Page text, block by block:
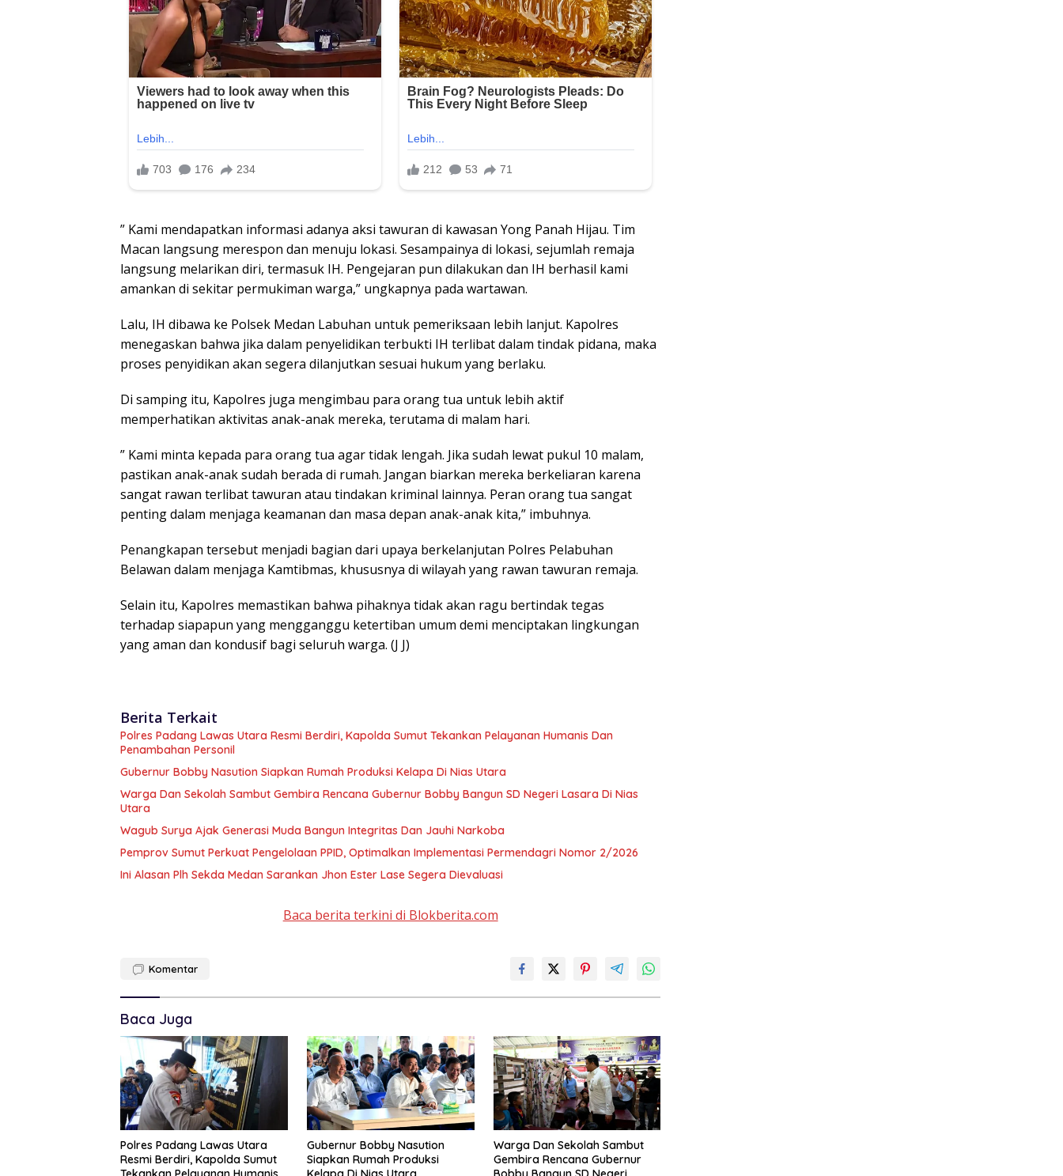
” Kami mendapatkan informasi adanya aksi tawuran di kawasan Yong Panah Hijau. Tim
Macan langsung merespon dan menuju lokasi. Sesampainya di lokasi, sejumlah remaja
langsung melarikan diri, termasuk IH. Pengejaran pun dilakukan dan IH berhasil kami
amankan di sekitar permukiman warga,” ungkapnya pada wartawan.
Lalu, IH dibawa ke Polsek Medan Labuhan untuk pemeriksaan lebih lanjut. Kapolres
menegaskan bahwa jika dalam penyelidikan terbukti IH terlibat dalam tindak pidana, maka
proses penyidikan akan segera dilanjutkan sesuai hukum yang berlaku.
Di samping itu, Kapolres juga mengimbau para orang tua untuk lebih aktif
memperhatikan aktivitas anak-anak mereka, terutama di malam hari.
” Kami minta kepada para orang tua agar tidak lengah. Jika sudah lewat pukul 10 malam,
pastikan anak-anak sudah berada di rumah. Jangan biarkan mereka berkeliaran karena
sangat rawan terlibat tawuran atau tindakan kriminal lainnya. Peran orang tua sangat
penting dalam menjaga keamanan dan masa depan anak-anak kita,” imbuhnya.
Penangkapan tersebut menjadi bagian dari upaya berkelanjutan Polres Pelabuhan
Belawan dalam menjaga Kamtibmas, khususnya di wilayah yang rawan tawuran remaja.
Selain itu, Kapolres memastikan bahwa pihaknya tidak akan ragu bertindak tegas
terhadap siapapun yang mengganggu ketertiban umum demi menciptakan lingkungan
yang aman dan kondusif bagi seluruh warga. (J J)
Berita Terkait
Polres Padang Lawas Utara Resmi Berdiri, Kapolda Sumut Tekankan Pelayanan Humanis Dan
Penambahan Personil
Gubernur Bobby Nasution Siapkan Rumah Produksi Kelapa Di Nias Utara
Warga Dan Sekolah Sambut Gembira Rencana Gubernur Bobby Bangun SD Negeri Lasara Di Nias
Utara
Wagub Surya Ajak Generasi Muda Bangun Integritas Dan Jauhi Narkoba
Pemprov Sumut Perkuat Pengelolaan PPID, Optimalkan Implementasi Permendagri Nomor 2/2026
Ini Alasan Plh Sekda Medan Sarankan Jhon Ester Lase Segera Dievaluasi
Baca berita terkini di Blokberita.com
Komentar
Baca Juga
Polres Padang Lawas Utara
Resmi Berdiri, Kapolda Sumut
Gubernur Bobby Nasution
Siapkan Rumah Produksi
Warga Dan Sekolah Sambut
Gembira Rencana Gubernur